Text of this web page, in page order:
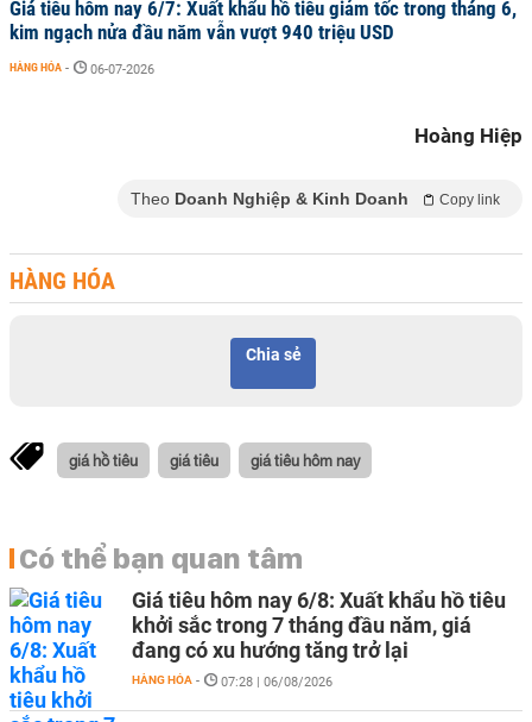
Giá tiêu hôm nay 6/7: Xuất khẩu hồ tiêu giảm tốc trong tháng 6,
kim ngạch nửa đầu năm vẫn vượt 940 triệu USD
HÀNG HÓA - 06-07-2026
Hoàng Hiệp
Theo Doanh Nghiệp & Kinh Doanh Copy link
HÀNG HÓA
Chia sẻ
giá hồ tiêu giá tiêu giá tiêu hôm nay
Có thể bạn quan tâm
Giá tiêu hôm nay 6/8: Xuất khẩu hồ tiêu
khởi sắc trong 7 tháng đầu năm, giá
đang có xu hướng tăng trở lại
HÀNG HÓA - 07:28 | 06/08/2026